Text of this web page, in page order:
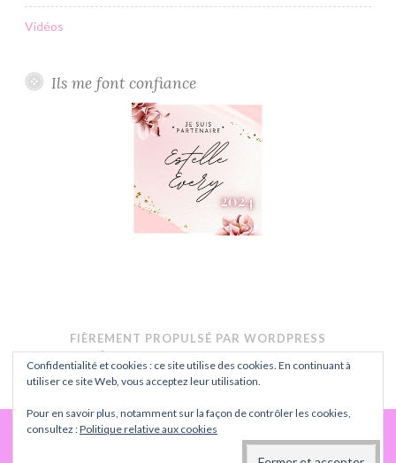
Vidéos
Ils me font confiance
FIÈREMENT PROPULSÉ PAR WORDPRESS
THÈME : BUTTON PARAUTOMATTIC.
CONFIDENTIALITÉ
Confidentialité et cookies : ce site utilise des cookies. En continuant à
utiliser ce site Web, vous acceptez leur utilisation.
Pour en savoir plus, notamment sur la façon de contrôler les cookies,
consultez :Politique relative aux cookies